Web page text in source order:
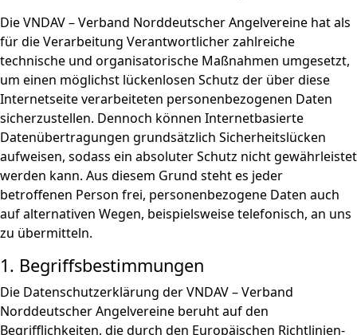
Die VNDAV – Verband Norddeutscher Angelvereine hat als
für die Verarbeitung Verantwortlicher zahlreiche
technische und organisatorische Maßnahmen umgesetzt,
um einen möglichst lückenlosen Schutz der über diese
Internetseite verarbeiteten personenbezogenen Daten
sicherzustellen. Dennoch können Internetbasierte
Datenübertragungen grundsätzlich Sicherheitslücken
aufweisen, sodass ein absoluter Schutz nicht gewährleistet
werden kann. Aus diesem Grund steht es jeder
betroffenen Person frei, personenbezogene Daten auch
auf alternativen Wegen, beispielsweise telefonisch, an uns
zu übermitteln.
1. Begriffsbestimmungen
Die Datenschutzerklärung der VNDAV – Verband
Norddeutscher Angelvereine beruht auf den
Begrifflichkeiten, die durch den Europäischen Richtlinien-